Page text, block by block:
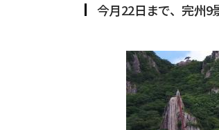
今月22日まで、完州9